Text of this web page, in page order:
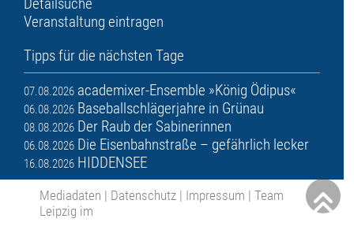
Detailsuche
Veranstaltung eintragen
Tipps für die nächsten Tage
07.08.2026 academixer-Ensemble »König Ödipus«
06.08.2026 Baseballschlägerjahre in Grünau
08.08.2026 Der Raub der Sabinerinnen
06.08.2026 Die Eisenbahnstraße – gefährlich lecker
16.08.2026 HIDDENSEE
Mediadaten | Datenschutz | Impressum | Team
Leipzig im